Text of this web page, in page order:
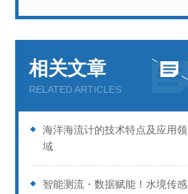
相关文章
RELATED ARTICLES
海洋海流计的技术特点及应用领
域
智能测流・数据赋能！水境传感